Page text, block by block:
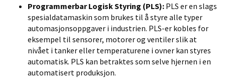
Programmerbar Logisk Styring (PLS): PLS er en slags
spesialdatamaskin som brukes til å styre alle typer
automasjonsoppgaver i industrien. PLS-er kobles for
eksempel til sensorer, motorer og ventiler slik at
nivået i tanker eller temperaturene i ovner kan styres
automatisk. PLS kan betraktes som selve hjernen i en
automatisert produksjon.